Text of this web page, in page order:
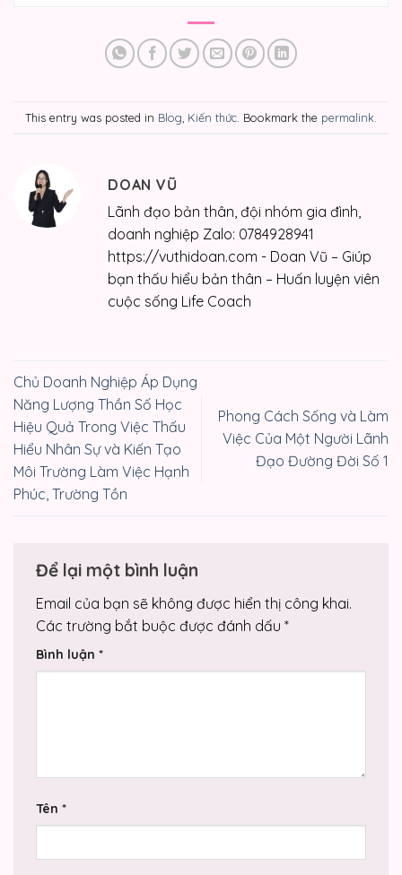
This entry was posted in Blog Kiến thức . Bookmark the permalink
DOAN VŨ
Lãnh đạo bản thân, đội nhóm gia đình,
doanh nghiệp Zalo: 0784928941
https://vuthidoan.com - Doan Vũ – Giúp
bạn thấu hiểu bản thân – Huấn luyện viên
cuộc sống Life Coach
Chủ Doanh Nghiệp Áp Dụng
Năng Lượng Thần Số Học
Hiệu Quả Trong Việc Thấu
Hiểu Nhân Sự và Kiến Tạo
Môi Trường Làm Việc Hạnh
Phúc, Trường Tồn
Phong Cách Sống và Làm
Việc Của Một Người Lãnh
Đạo Đường Đời Số 1
Để lại một bình luận
Email của bạn sẽ không được hiển thị công khai.
Các trường bắt buộc được đánh dấu *
Bình luận *
Tên *